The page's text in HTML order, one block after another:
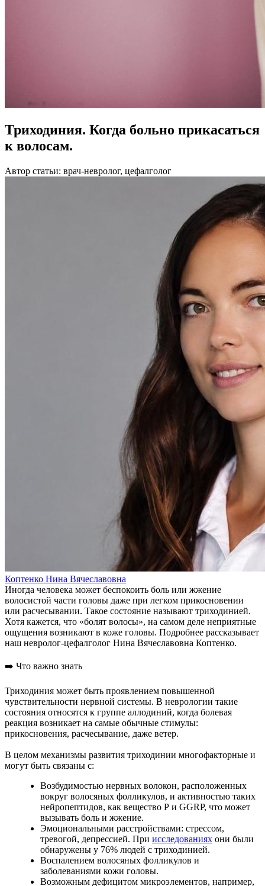
Триходиния. Когда больно прикасаться
к волосам.
Автор статьи: врач-невролог, цефалголог
Коптенко Нина Вячеславовна
Иногда человека может беспокоить боль или жжение
волосистой части головы даже при легком прикосновении
или расчесывании. Такое состояние называют триходинией.
Хотя кажется, что «болят волосы», на самом деле неприятные
ощущения возникают в коже головы. Подробнее рассказывает
наш невролог-цефалголог Нина Вячеславовна Коптенко.
➡️ Что важно знать
Триходиния может быть проявлением повышенной
чувствительности нервной системы. В неврологии такие
состояния относятся к группе аллодиний, когда болевая
реакция возникает на самые обычные стимулы:
прикосновения, расчесывание, даже ветер.
В целом механизмы развития триходинии многофакторные и
могут быть связаны с:
Возбудимостью нервных волокон, расположенных
вокруг волосяных фолликулов, и активностью таких
нейропептидов, как вещество Р и GGRP, что может
вызывать боль и жжение.
Эмоциональными расстройствами: стрессом,
тревогой, депрессией. При исследованиях они были
обнаружены у 76% людей с триходинией.
Воспалением волосяных фолликулов и
заболеваниями кожи головы.
Возможным дефицитом микроэлементов, например,